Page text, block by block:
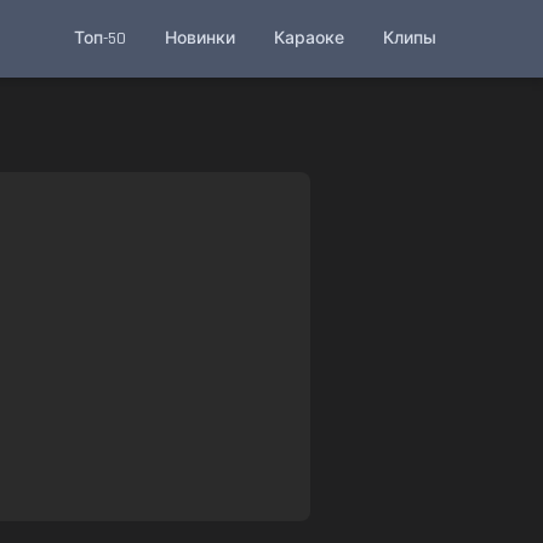
Топ-50 Новинки Караоке Клипы